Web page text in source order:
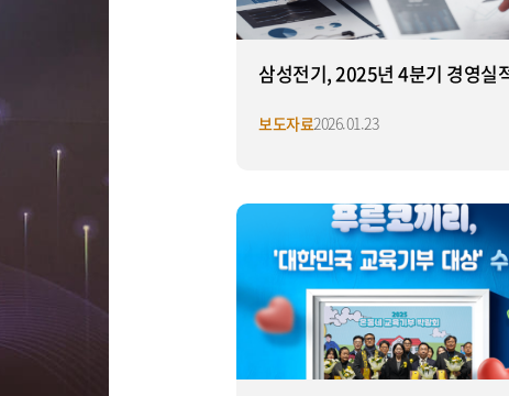
삼성전기, 2025년 4분기 경영실
보도자료2026.01.23